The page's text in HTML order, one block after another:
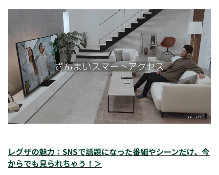
レグザの魅力：SNSで話題になった番組やシーンだけ、今
からでも見られちゃう！＞